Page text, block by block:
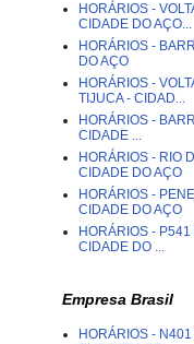
HORÁRIOS -
CIDADE DO AÇO...
HORÁRIOS -
DO AÇO
HORÁRIOS -
TIJUCA - CIDAD...
HORÁRIOS -
CIDADE ...
HORÁRIOS - RIO
CIDADE DO AÇO
HORÁRIOS -
CIDADE DO AÇO
HORÁRIOS -
CIDADE DO ...
Empresa Brasil
HORÁRIOS -